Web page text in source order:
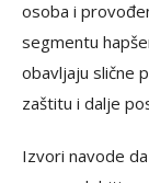
osoba i
segmentu
obavljaju slične
zaštitu i dalje
Izvori navode